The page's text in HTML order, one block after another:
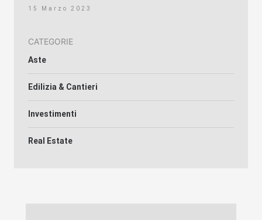
15 Marzo 2023
CATEGORIE
Aste
Edilizia & Cantieri
Investimenti
Real Estate